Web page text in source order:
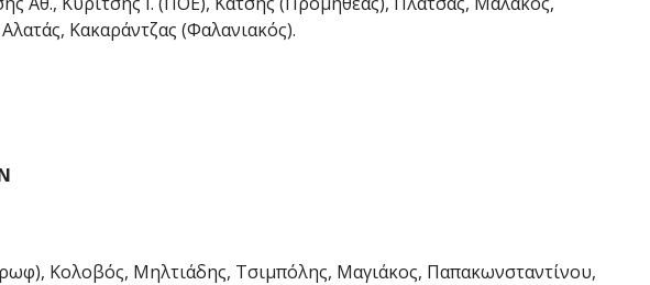
Κακαράντζας (Φαλανιακός).
Κολοβός, Μηλτιάδης, Τσιμπόλης, Μαγιάκος, Παπακωνσταντίνου,